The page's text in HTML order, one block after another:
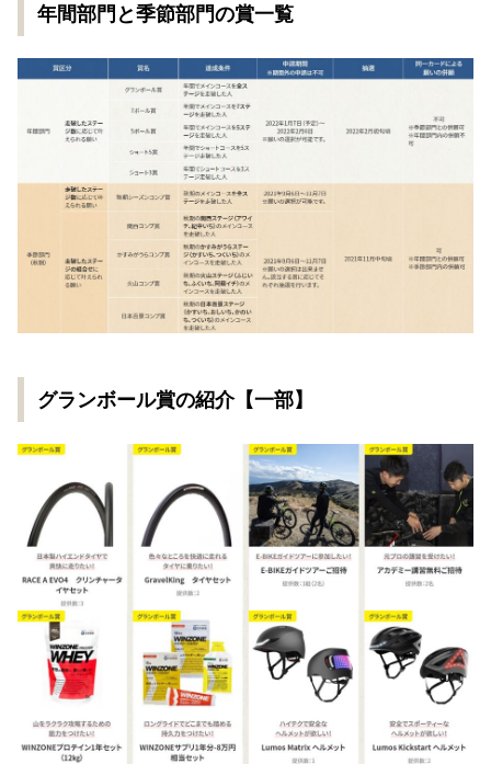
年間部門と季節部門の賞一覧
グランボール賞の紹介【一部】